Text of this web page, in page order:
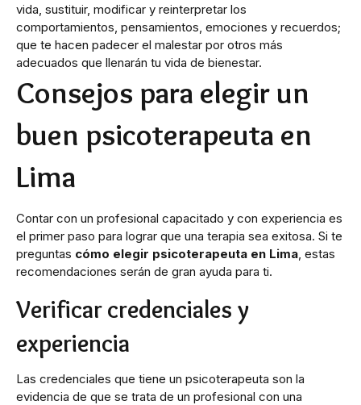
vida, sustituir, modificar y reinterpretar los
comportamientos, pensamientos, emociones y recuerdos;
que te hacen padecer el malestar por otros más
adecuados que llenarán tu vida de bienestar.
Consejos para elegir un
buen psicoterapeuta en
Lima
Contar con un profesional capacitado y con experiencia es
el primer paso para lograr que una terapia sea exitosa. Si te
preguntas cómo elegir psicoterapeuta en Lima , estas
recomendaciones serán de gran ayuda para ti.
Verificar credenciales y
experiencia
Las credenciales que tiene un psicoterapeuta son la
evidencia de que se trata de un profesional con una